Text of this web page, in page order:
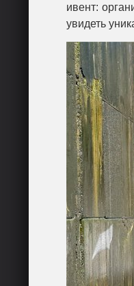
ивент:
увидеть